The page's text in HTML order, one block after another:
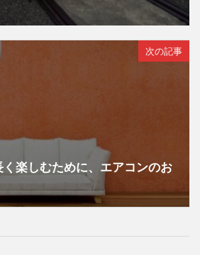
次の記事
楽しむために、エアコンのお